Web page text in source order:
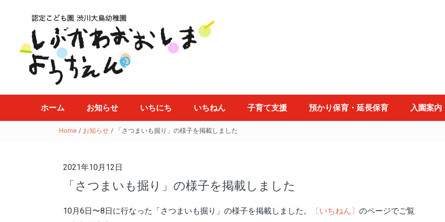
ホーム お知らせ いちにち いちねん 子育て支援 預かり保育・延長保育 入園案内
Home / お知らせ / 「さつまいも掘り」の様子を掲載しました
2021年10月12日
「さつまいも掘り」の様子を掲載しました
10月6日〜8日に行なった「さつまいも掘り」の様子を掲載しました。 〔いちねん〕 のページでご覧